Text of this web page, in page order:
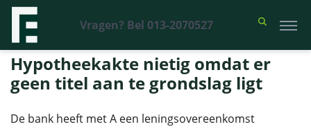
Vragen? Bel 013-2070527
Financieel Recht Advocaten >Uitspraken>Hypotheekakte nietig
omdat er geen titel aan te grondslag ligt
Hypotheekakte nietig omdat er
geen titel aan te grondslag ligt
De bank heeft met A een leningsovereenkomst